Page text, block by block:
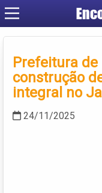
Prefeitura
construção
integral no
24/11/2025